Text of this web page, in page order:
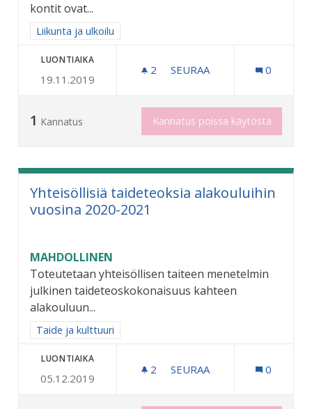
kontit ovat...
Rajaa tulokset aihepiirin mukaan: Liikunta ja ulkoilu
Liikunta ja ulkoilu
LUONTIAIKA
19.11.2019
2 2 SEURAAJAA
SEURAA 0
1 Kannatus Kannatus poissa käytöstä
Yhteisöllisiä taideteoksia alakouluihin
vuosina 2020-2021
MAHDOLLINEN
Toteutetaan yhteisöllisen taiteen menetelmin
julkinen taideteoskokonaisuus kahteen
alakouluun...
Rajaa tulokset aihepiirin mukaan: Taide ja kulttuuri
Taide ja kulttuuri
LUONTIAIKA
05.12.2019
2 2 SEURAAJAA
SEURAA 0